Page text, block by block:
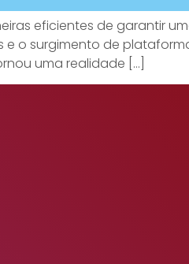
eficientes de garantir
o surgimento de
uma realidade […]